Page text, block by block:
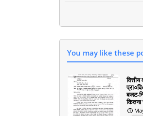
You may like these
बजट-
कितना